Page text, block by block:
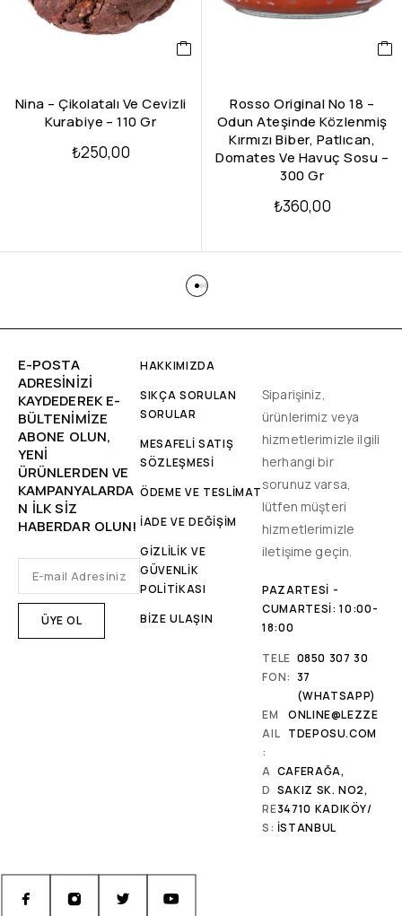
Nina – Çikolatalı Ve Cevizli
Kurabiye – 110 Gr
₺250,00
Rosso Original No 18 –
Odun Ateşinde Közlenmiş
Kırmızı Biber, Patlıcan,
Domates Ve Havuç Sosu –
300 Gr
₺360,00
E-POSTA
ADRESINIZI
KAYDEDEREK E-
BÜLTENIMIZE
ABONE OLUN,
YENİ
ÜRÜNLERDEN VE
KAMPANYALARDA
N ILK SIZ
HABERDAR OLUN!
HAKKIMIZDA
SIKÇA SORULAN
SORULAR
MESAFELİ SATIŞ
SÖZLEŞMESİ
ÖDEME VE TESLİMAT
İADE VE DEĞİŞİM
GİZLİLİK VE
GÜVENLİK
POLİTİKASI
BİZE ULAŞIN
Siparişiniz,
ürünlerimiz veya
hizmetlerimizle ilgili
herhangi bir
sorunuz varsa,
lütfen müşteri
hizmetlerimizle
iletişime geçin.
PAZARTESI -
CUMARTESI: 10:00-
18:00
TELE
FON:
0850 307 30
37
(WHATSAPP)
EM
AIL
:
ONLINE@LEZZE
TDEPOSU.COM
A
D
RE
S:
CAFERAĞA,
SAKIZ SK. NO2,
34710 KADIKÖY/
İSTANBUL